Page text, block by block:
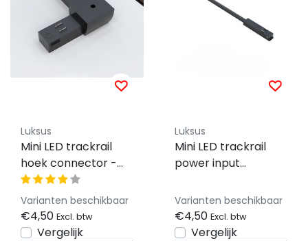
Luksus
Mini LED trackrail
hoek connector -
zwart - MINI-TQS-
HOEK-CONNECTOR
Varianten beschikbaar
€4,50 Excl. btw
Vergelijk
Luksus
Mini LED trackrail
power input
MINI- MINI-TQS-
POWER-
CONNECTOR
Varianten beschikbaar
€4,50 Excl. btw
Vergelijk